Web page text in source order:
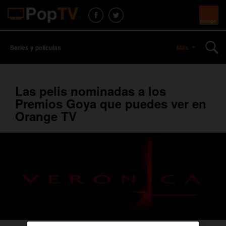
Series y películas Más
Las pelis nominadas a los
Premios Goya que puedes ver en
Orange TV